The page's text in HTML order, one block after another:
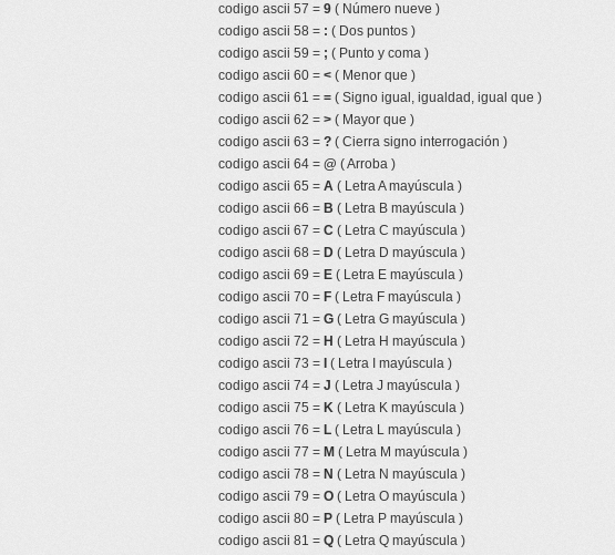
codigo ascii 57 = 9 ( Número nueve )
codigo ascii 58 = : ( Dos puntos )
codigo ascii 59 = ; ( Punto y coma )
codigo ascii 60 = < ( Menor que )
codigo ascii 61 = = ( Signo igual, igualdad, igual que )
codigo ascii 62 = > ( Mayor que )
codigo ascii 63 = ? ( Cierra signo interrogación )
codigo ascii 64 = @ ( Arroba )
codigo ascii 65 = A ( Letra A mayúscula )
codigo ascii 66 = B ( Letra B mayúscula )
codigo ascii 67 = C ( Letra C mayúscula )
codigo ascii 68 = D ( Letra D mayúscula )
codigo ascii 69 = E ( Letra E mayúscula )
codigo ascii 70 = F ( Letra F mayúscula )
codigo ascii 71 = G ( Letra G mayúscula )
codigo ascii 72 = H ( Letra H mayúscula )
codigo ascii 73 =
( Letra I mayúscula )
codigo ascii 74 = J ( Letra J mayúscula )
codigo ascii 75 = K ( Letra K mayúscula )
codigo ascii 76 = L ( Letra L mayúscula )
codigo ascii 77 = M ( Letra M mayúscula )
codigo ascii 78 = N ( Letra N mayúscula )
codigo ascii 79 = O ( Letra O mayúscula )
codigo ascii 80 = P ( Letra P mayúscula )
codigo ascii 81 = Q ( Letra Q mayúscula )